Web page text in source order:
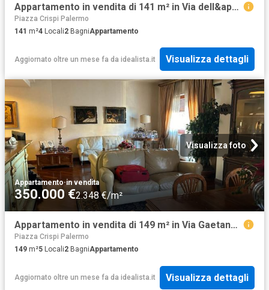
Appartamento in vendita di 141 m² in Via dell&apos Autonomia Siciliana, 70
Piazza Crispi Palermo
141 m²4 Locali2 BagniAppartamento
Aggiornato oltre un mese fa da idealista.it Visualizza dettagli
Visualizza foto
Appartamento·in vendita
350.000 €2.348 €/m²
Appartamento in vendita di 149 m² in Via Gaetano Maria Pernice, 3
Piazza Crispi Palermo
149 m²5 Locali2 BagniAppartamento
Aggiornato oltre un mese fa da idealista.it Visualizza dettagli